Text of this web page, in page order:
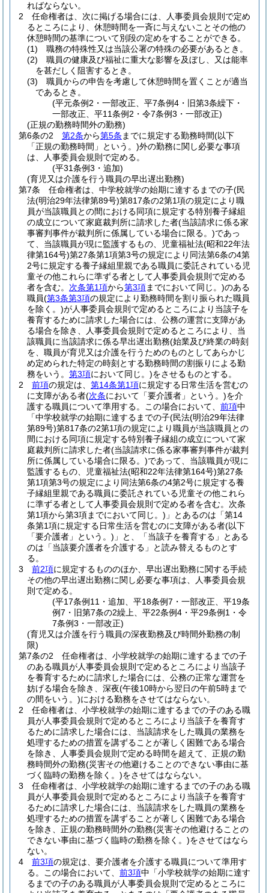
ればならない。
2
任命権者は、次に掲げる場合には、人事委員会規則で定め
るところにより、休憩時間を一斉に与えないことその他の
休憩時間の基準について別段の定めをすることができる。
(1)
職務の特殊性又は当該公署の特殊の必要があるとき。
(2)
職員の健康及び福祉に重大な影響を及ぼし、又は能率
を甚だしく阻害するとき。
(3)
職員からの申告を考慮して休憩時間を置くことが適当
であるとき。
(平元条例2・一部改正、平7条例4・旧第3条繰下・
一部改正、平11条例2・令7条例3・一部改正)
(正規の勤務時間外の勤務)
第6条の2
第2条から第5条 までに規定する勤務時間(以下
「正規の勤務時間」という。)外の勤務に関し必要な事項
は、人事委員会規則で定める。
(平31条例3・追加)
(育児又は介護を行う職員の早出遅出勤務)
第7条
任命権者は、中学校就学の始期に達するまでの子(民
法(明治29年法律第89号)第817条の2第1項の規定により職
員が当該職員との間における同項に規定する特別養子縁組
の成立について家庭裁判所に請求した者(当該請求に係る家
事審判事件が裁判所に係属している場合に限る。)であっ
て、当該職員が現に監護するもの、児童福祉法(昭和22年法
律第164号)第27条第1項第3号の規定により同法第6条の4第
2号に規定する養子縁組里親である職員に委託されている児
童その他これらに準ずる者として人事委員会規則で定める
者を含む。 次条第1項から第3項までにおいて同じ。)のある
職員(第3条第3項の規定により勤務時間を割り振られた職員
を除く。)が人事委員会規則で定めるところにより当該子を
養育するために請求した場合には、公務の運営に支障があ
る場合を除き、人事委員会規則で定めるところにより、当
該職員に当該請求に係る早出遅出勤務(始業及び終業の時刻
を、職員が育児又は介護を行うためのものとしてあらかじ
め定められた特定の時刻とする勤務時間の割振りによる勤
務をいう。 第3項において同じ。)をさせるものとする。
2
前項の規定は、 第14条第1項に規定する日常生活を営むの
に支障がある者(次条において「要介護者」という。)を介
護する職員について準用する。
この場合において、 前項中
「中学校就学の始期に達するまでの子(民法(明治29年法律
第89号)第817条の2第1項の規定により職員が当該職員との
間における同項に規定する特別養子縁組の成立について家
庭裁判所に請求した者(当該請求に係る家事審判事件が裁判
所に係属している場合に限る。)であって、当該職員が現に
監護するもの、児童福祉法(昭和22年法律第164号)第27条
第1項第3号の規定により同法第6条の4第2号に規定する養
子縁組里親である職員に委託されている児童その他これら
に準ずる者として人事委員会規則で定める者を含む。次条
第1項から第3項までにおいて同じ。) 」とあるのは「第14
条第1項に規定する日常生活を営むのに支障がある者(以下
「要介護者」という。) 」と、「当該子を養育する」とある
のは「当該要介護者を介護する」と読み替えるものとす
る。
3
前2項に規定するもののほか、早出遅出勤務に関する手続
その他の早出遅出勤務に関し必要な事項は、人事委員会規
則で定める。
(平17条例11・追加、平18条例7・一部改正、平19条
例7・旧第7条の2繰上、平22条例4・平29条例1・令
7条例3・一部改正)
(育児又は介護を行う職員の深夜勤務及び時間外勤務の制
限)
第7条の2
任命権者は、小学校就学の始期に達するまでの子
のある職員が人事委員会規則で定めるところにより当該子
を養育するために請求した場合には、公務の正常な運営を
妨げる場合を除き、深夜(午後10時から翌日の午前5時まで
の間をいう。)における勤務をさせてはならない。
2
任命権者は、小学校就学の始期に達するまでの子のある職
員が人事委員会規則で定めるところにより当該子を養育す
るために請求した場合には、当該請求をした職員の業務を
処理するための措置を講ずることが著しく困難である場合
を除き、人事委員会規則で定める時間を超えて、正規の勤
務時間外の勤務(災害その他避けることのできない事由に基
づく臨時の勤務を除く。)をさせてはならない。
3
任命権者は、小学校就学の始期に達するまでの子のある職
員が人事委員会規則で定めるところにより当該子を養育す
るために請求した場合には、当該請求をした職員の業務を
処理するための措置を講ずることが著しく困難である場合
を除き、正規の勤務時間外の勤務(災害その他避けることの
できない事由に基づく臨時の勤務を除く。)をさせてはなら
ない。
4
前3項の規定は、要介護者を介護する職員について準用す
る。
この場合において、 前3項中「小学校就学の始期に達す
るまでの子のある職員が人事委員会規則で定めるところに